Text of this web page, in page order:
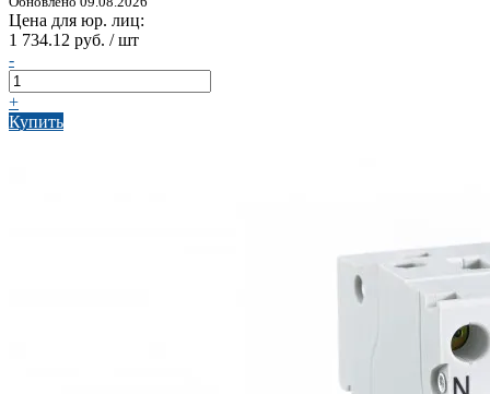
Цена для юр. лиц:
1 734.12 руб. / шт
-
+
Купить